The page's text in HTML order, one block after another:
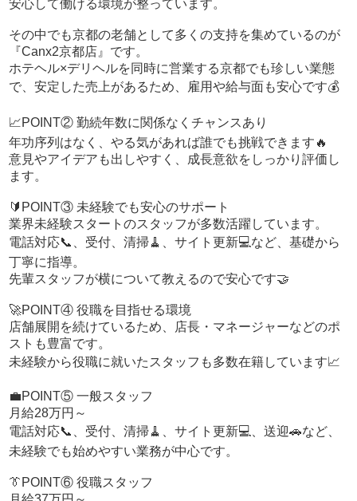
など、覚えやすい業務からスタートします。
分からないことは何度聞いても大丈夫です。
先輩スタッフがマンツーマンで丁寧にサポートします🔰
一人で放置されることはありません。
このスタンスなので、自分のペースで着実に成長できます
📘
────────────────
🏠 職場の雰囲気
────────────────
当店はアットホームで相談しやすい環境です。
上下関係が厳しすぎる体育会系の雰囲気はありません。
スタッフ同士の距離も近く、困ったことがあればすぐ相談
「失敗＝怒られる」ではなく、
「失敗＝一緒に改善する」
という考え方なので、未経験の方でも安心して働けます。
💼 選べる働き方
────────────────
当店ではさまざまな職種をご用意しています。
・電話・対面受付
安心して働ける環境が整っています。
その中でも京都の老舗として多くの支持を集めているのが
『Canx2京都店』です。
ホテヘル×デリヘルを同時に営業する京都でも珍しい業態
で、安定した売上があるため、雇用や給与面も安心です💰
📈POINT② 勤続年数に関係なくチャンスあり
年功序列はなく、やる気があれば誰でも挑戦できます🔥
意見やアイデアも出しやすく、成長意欲をしっかり評価し
ます。
🔰POINT③ 未経験でも安心のサポート
業界未経験スタートのスタッフが多数活躍しています。
電話対応📞、受付、清掃🧹、サイト更新💻など、基礎から
丁寧に指導。
先輩スタッフが横について教えるので安心です🤝
🚀POINT④ 役職を目指せる環境
店舗展開を続けているため、店長・マネージャーなどのポ
ストも豊富です。
未経験から役職に就いたスタッフも多数在籍しています📈
💼POINT⑤ 一般スタッフ
月給28万円～
電話対応📞、受付、清掃🧹、サイト更新💻、送迎🚗など、
未経験でも始めやすい業務が中心です。
👔POINT⑥ 役職スタッフ